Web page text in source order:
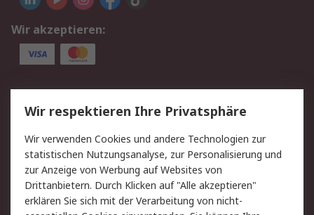
Wir akzeptieren:
Service
Value Added Services
Lieferlösungen
Rücksendungen
Kontakt
Hilfe
Privatkunden
Rechtliches
Wir respektieren Ihre Privatsphäre
Wir verwenden Cookies und andere Technologien zur
statistischen Nutzungsanalyse, zur Personalisierung und
zur Anzeige von Werbung auf Websites von
Drittanbietern. Durch Klicken auf "Alle akzeptieren"
erklären Sie sich mit der Verarbeitung von nicht-